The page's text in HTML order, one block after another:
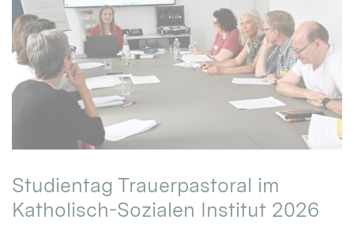
Studientag Trauerpastoral im
Katholisch-Sozialen Institut 2026